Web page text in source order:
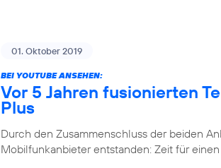
01. Oktober 2019
BEI YOUTUBE ANSEHEN:
Vor 5 Jahren fusionierten
Plus
Durch den Zusammenschluss der beiden
Mobilfunkanbieter entstanden: Zeit für